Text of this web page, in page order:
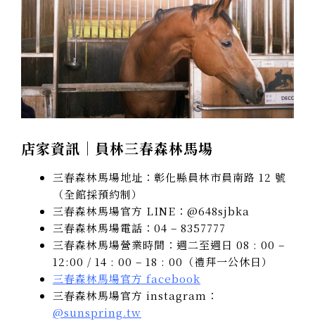
店家資訊｜員林三春森林馬場
三春森林馬場地址：彰化縣員林市員南路 12 號
（全館採預約制）
三春森林馬場官方 LINE：@648sjbka
三春森林馬場電話：04 – 8357777
三春森林馬場營業時間：週二至週日 08 : 00 –
12:00 / 14 : 00 – 18 : 00（禮拜一公休日）
三春森林馬場官方 facebook
三春森林馬場官方 instagram：
@sunspring.tw